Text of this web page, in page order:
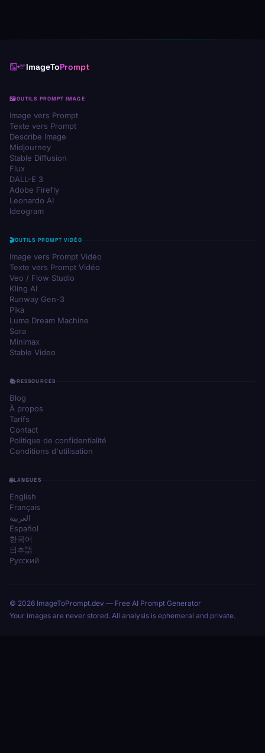
ImageToPrompt
OUTILS PROMPT IMAGE
Image vers Prompt
Texte vers Prompt
Describe Image
Midjourney
Stable Diffusion
Flux
DALL-E 3
Adobe Firefly
Leonardo AI
Ideogram
OUTILS PROMPT VIDÉO
Image vers Prompt Vidéo
Texte vers Prompt Vidéo
Veo / Flow Studio
Kling AI
Runway Gen-3
Pika
Luma Dream Machine
Sora
Minimax
Stable Video
RESSOURCES
Blog
À propos
Tarifs
Contact
Politique de confidentialité
Conditions d'utilisation
LANGUES
English
Français
العربية
Español
한국어
日本語
Русский
© 2026 ImageToPrompt.dev — Free AI Prompt Generator
Your images are never stored. All analysis is ephemeral and private.